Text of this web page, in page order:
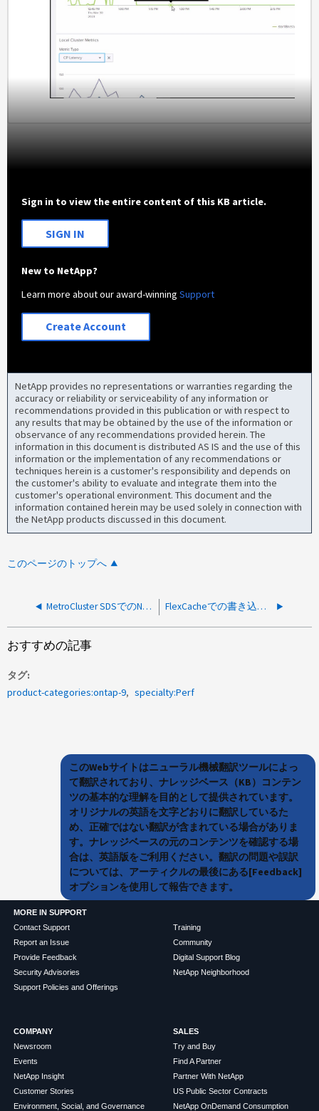
Sign in to view the entire content of this KB article.
SIGN IN
New to NetApp?
Learn more about our award-winningSupport
Create Account
NetApp provides no representations or warranties regarding the
accuracy or reliability or serviceability of any information or
recommendations provided in this publication or with respect to
any results that may be obtained by the use of the information or
observance of any recommendations provided herein. The
information in this document is distributed AS IS and the use of this
information or the implementation of any recommendations or
techniques herein is a customer's responsibility and depends on
the customer's ability to evaluate and integrate them into the
customer's operational environment. This document and the
information contained herein may be used solely in connection with
the NetApp products discussed in this document.
このページのトップへ
MetroCluster SDSでのNVLog転送による高い書き込み遅延 FlexCacheでの書き込みレイテンシが高い
おすすめの記事
タグ
product-categories:ontap-9
specialty:Perf
このWebサイトはニューラル機械翻訳ツールによっ
て翻訳されており、ナレッジベース（KB）コンテン
ツの基本的な理解を目的として提供されています。
オリジナルの英語を文字どおりに翻訳しているた
め、正確ではない翻訳が含まれている場合がありま
す。ナレッジベースの元のコンテンツを確認する場
合は、英語版をご利用ください。翻訳の問題や誤訳
については、アーティクルの最後にある[Feedback]
オプションを使用して報告できます。
MORE IN SUPPORT
Contact Support
Report an Issue
Provide Feedback
Security Advisories
Support Policies and Offerings
Training
Community
Digital Support Blog
NetApp Neighborhood
COMPANY
Newsroom
Events
NetApp Insight
Customer Stories
Environment, Social, and Governance
SALES
Try and Buy
Find A Partner
Partner With NetApp
US Public Sector Contracts
NetApp OnDemand Consumption